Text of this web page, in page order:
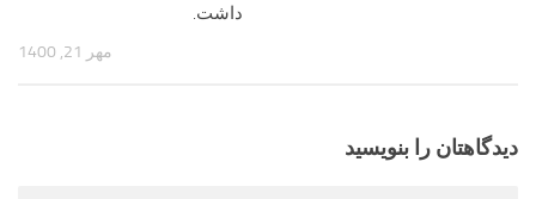
داشت.
مهر 21, 1400
دیدگاهتان را بنویسید